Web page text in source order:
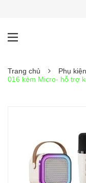
Trang chủ Phụ
016 kèm Micro- hỗ trợ